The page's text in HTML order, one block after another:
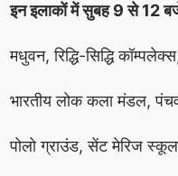
इन इलाकों में सुबह 9 से 12
मधुवन, रिद्धि-सिद्धि
भारतीय लोक कला मंडल,
पोलो ग्राउंड, सेंट मेरिज